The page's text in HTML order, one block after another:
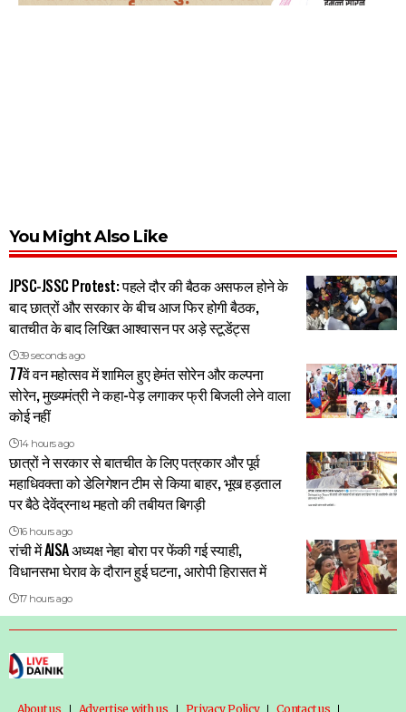
You Might Also Like
JPSC-JSSC Protest: पहले दौर की बैठक असफल होने के
बाद छात्रों और सरकार के बीच आज फिर होगी बैठक,
बातचीत के बाद लिखित आश्वासन पर अड़े स्टूडेंट्स
39 seconds ago
77वें वन महोत्सव में शामिल हुए हेमंत सोरेन और कल्पना
सोरेन, मुख्यमंत्री ने कहा-पेड़ लगाकर फ्री बिजली लेने वाला
कोई नहीं
14 hours ago
छात्रों ने सरकार से बातचीत के लिए पत्रकार और पूर्व
महाधिवक्ता को डेलिगेशन टीम से किया बाहर, भूख हड़ताल
पर बैठे देवेंद्रनाथ महतो की तबीयत बिगड़ी
16 hours ago
रांची में AISA अध्यक्ष नेहा बोरा पर फेंकी गई स्याही,
विधानसभा घेराव के दौरान हुई घटना, आरोपी हिरासत में
17 hours ago
About us Advertise with us Privacy Policy Contact us